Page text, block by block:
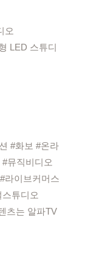
오
LED 스튜디
#화보 #온라
뮤직비디오
라이브커머스
튜디오
츠는 알파TV